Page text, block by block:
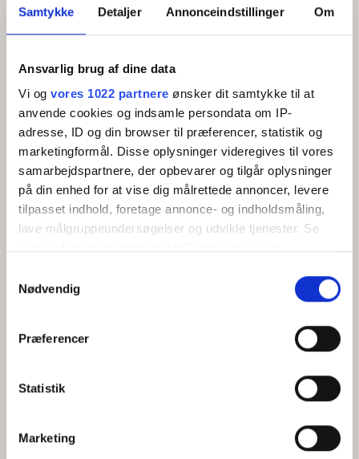
Samtykke Detaljer Annonceindstillinger Om
Ansvarlig brug af dine data
Vi og vores 1022 partnere ønsker dit samtykke til at
anvende cookies og indsamle persondata om IP-
adresse, ID og din browser til præferencer, statistik og
marketingformål. Disse oplysninger videregives til vores
samarbejdspartnere, der opbevarer og tilgår oplysninger
på din enhed for at vise dig målrettede annoncer, levere
tilpasset indhold, foretage annonce- og indholdsmåling,
lave målgruppeundersøgelser og udvikle tjenester. Se
tilbage eller ændre indstillinger fra vores
"Cookiedeklaration", eller ved at trykke på "Privacy
Indsamle præcise oplysninger om din placering,
Identificere din enhed baseret på en scanning af
dens unikke karakteristika (fingerprinting)
Nødvendig
Præferencer
Statistik
Marketing
Indgang til boligen fra Brinkevej.
Faciliteter
Gratis wifi
Køleskab
Sovesofa
Kaffemaskine/elkedel
KORT
+